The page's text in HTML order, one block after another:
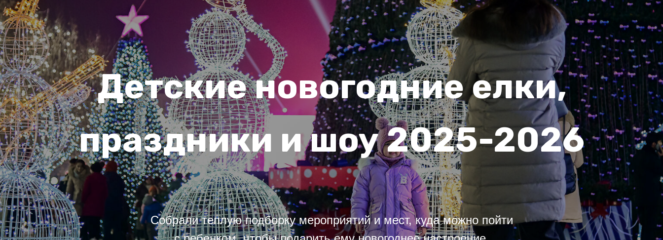
Собрали теплую подборку мероприятий и мест, куда можно пойти
Детские новогодние елки,
праздники и шоу 2025-2026